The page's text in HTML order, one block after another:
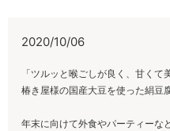
2020/10/06
「ツルッと喉ごしが良く、甘く
椿き屋様の国産大豆を使った絹豆
年末に向けて外食やパーティーな